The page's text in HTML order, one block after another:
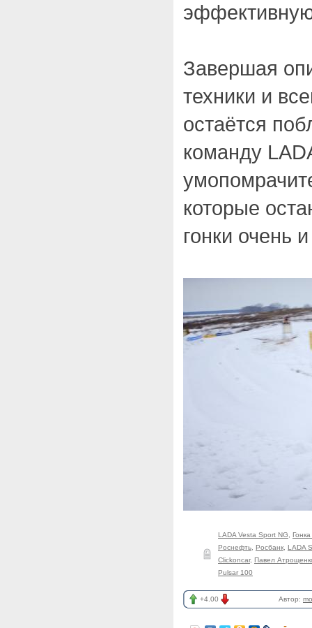
Завершая
техники и
остаётся
команду
которые
гонки очень
LADA Vesta Sport NG
Роснефть Росбанк LADA
Clickoncar, Павел
Pulsar 100
+4.00 Автор: